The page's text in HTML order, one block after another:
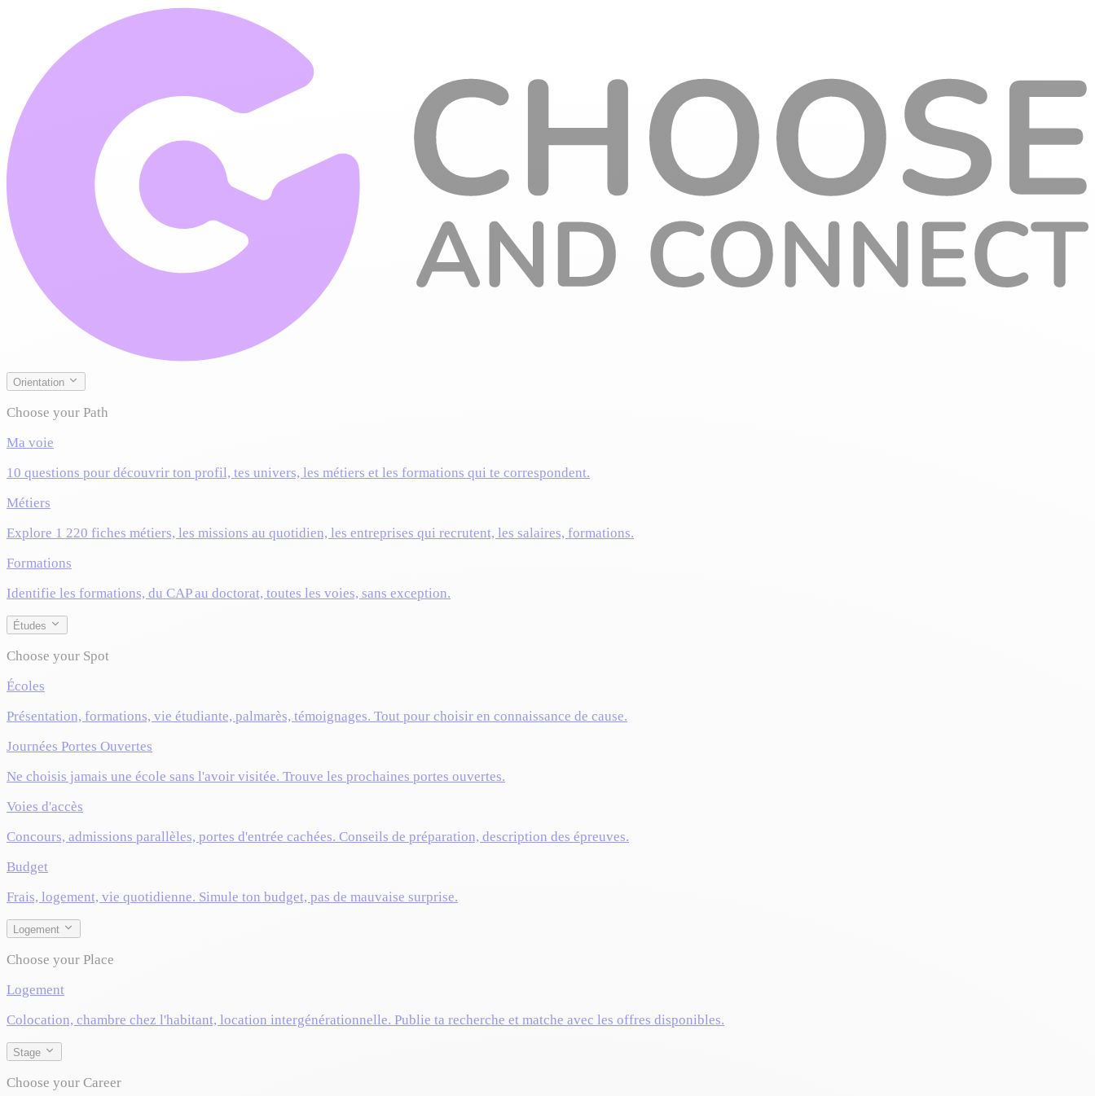
Orientation
Choose your Path
Ma voie
10 questions pour découvrir ton profil, tes univers, les métiers et les formations qui te correspondent.
Métiers
Explore 1 220 fiches métiers, les missions au quotidien, les entreprises qui recrutent, les salaires, formations.
Formations
Identifie les formations, du CAP au doctorat, toutes les voies, sans exception.
Études
Choose your Spot
Écoles
Présentation, formations, vie étudiante, palmarès, témoignages. Tout pour choisir en connaissance de cause.
Journées Portes Ouvertes
Ne choisis jamais une école sans l'avoir visitée. Trouve les prochaines portes ouvertes.
Voies d'accès
Concours, admissions parallèles, portes d'entrée cachées. Conseils de préparation, description des épreuves.
Budget
Frais, logement, vie quotidienne. Simule ton budget, pas de mauvaise surprise.
Logement
Choose your Place
Logement
Colocation, chambre chez l'habitant, location intergénérationnelle. Publie ta recherche et matche avec les offres disponibles.
Stage
Choose your Career